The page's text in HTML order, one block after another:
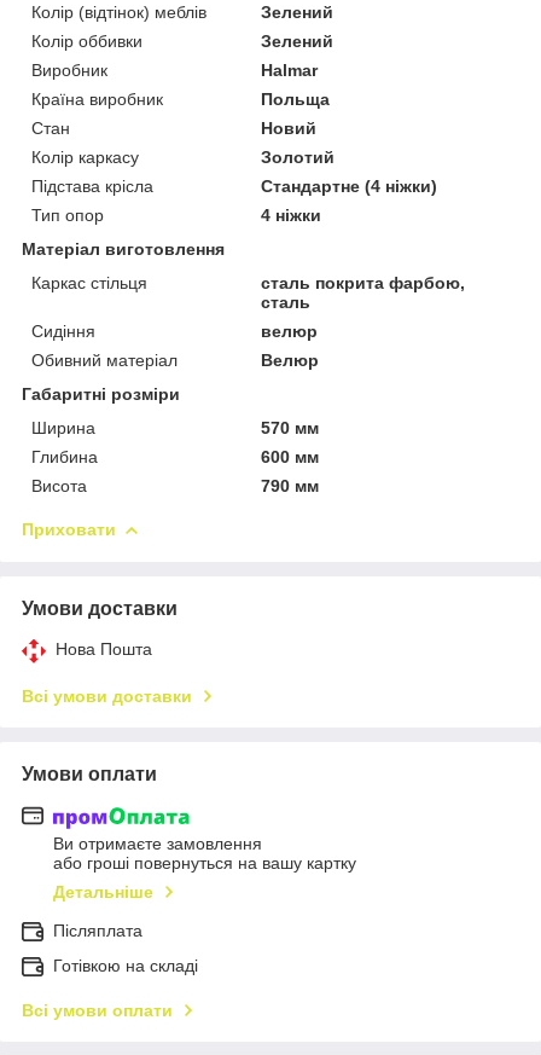
Колір (відтінок) меблів
Зелений
Колір оббивки
Зелений
Виробник
Halmar
Країна виробник
Польща
Стан
Новий
Колір каркасу
Золотий
Підстава крісла
Стандартне (4 ніжки)
Тип опор
4 ніжки
Матеріал виготовлення
Каркас стільця
сталь покрита фарбою,
сталь
Сидіння
велюр
Обивний матеріал
Велюр
Габаритні розміри
Ширина
570 мм
Глибина
600 мм
Висота
790 мм
Приховати
Умови доставки
Нова Пошта
Всі умови доставки
Умови оплати
Ви отримаєте замовлення
або гроші повернуться на вашу картку
Детальніше
Післяплата
Готівкою на складі
Всі умови оплати